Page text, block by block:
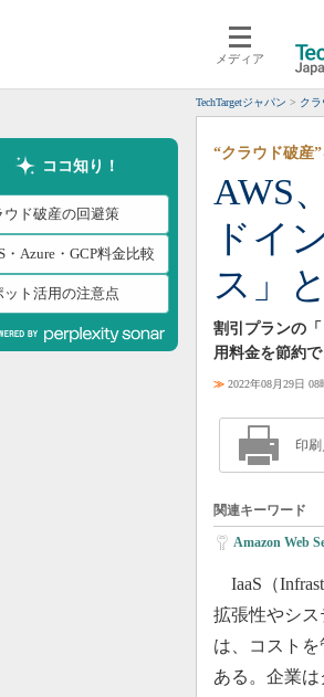
メディア
クラウド
スマートモバイル
ネットワーク
システム運用管理
TechTargetジャパン クラ
ココ知り！
ウド破産の回避策
・Azure・GCP料金比較
ット活用の注意点
AWS
ドイ
ス」
“クラウド破産
割引プランの
用料金を節約
≫ 2022年08月29日 08
印
関連キーワード
Amazon Web
IaaS（
拡張性やシ
は、コスト
ある。企業